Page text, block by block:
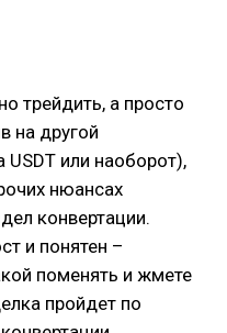
трейдить, а просто
на другой
USDT или наоборот),
нюансах
конвертации.
и понятен –
поменять и жмете
пройдет по